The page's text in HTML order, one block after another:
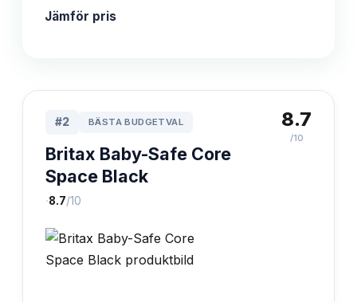
Jämför pris
#2 BÄSTA BUDGETVAL
Britax Baby-Safe Core
Space Black
·8.7/10
8.7
/10